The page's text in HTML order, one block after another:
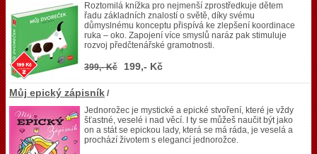
Roztomilá knížka pro nejmenší zprostředkuje dětem
řadu základních znalostí o světě, díky svému
důmyslnému konceptu přispívá ke zlepšení koordinace
ruka – oko. Zapojení více smyslů naráz pak stimuluje
rozvoj předčtenářské gramotnosti.
399,- Kč 199,- Kč
Můj epický zápisník /
Jednorožec je mystické a epické stvoření, které je vždy
šťastné, veselé i nad věcí. I ty se můžeš naučit být jako
on a stát se epickou lady, která se má ráda, je veselá a
prochází životem s elegancí jednorožce.